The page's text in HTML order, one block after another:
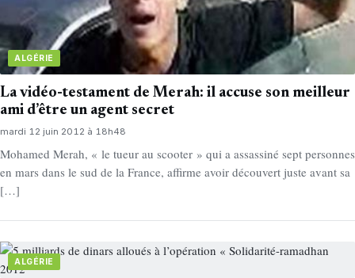
ALGÉRIE
La vidéo-testament de Merah: il accuse son meilleur
ami d’être un agent secret
mardi 12 juin 2012 à 18h48
Mohamed Merah, « le tueur au scooter » qui a assassiné sept personnes
en mars dans le sud de la France, affirme avoir découvert juste avant sa
[…]
ALGÉRIE